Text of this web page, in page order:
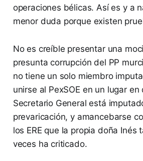
operaciones bélicas. Así es y a
menor duda porque existen
No es creíble presentar una
presunta corrupción del PP
no tiene un solo miembro
unirse al PexSOE en un lugar en
Secretario General está
prevaricación, y amancebarse
los ERE que la propia doña Inés
veces ha criticado.